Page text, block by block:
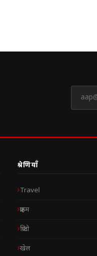
श्रेणियाँ
Travel
क्राइम
क्रिप्टो
खेल